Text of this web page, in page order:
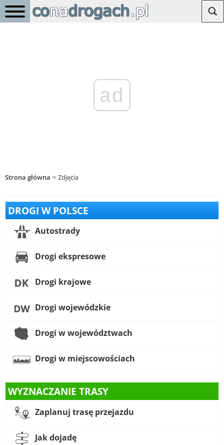
ad
Strona główna Zdjęcia
DROGI W POLSCE
Autostrady
Drogi ekspresowe
Drogi krajowe
Drogi wojewódzkie
Drogi w województwach
Drogi w miejscowościach
WYZNACZANIE TRASY
Zaplanuj trasę przejazdu
Jak dojadę